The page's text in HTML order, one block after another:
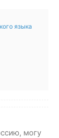
языка
могу